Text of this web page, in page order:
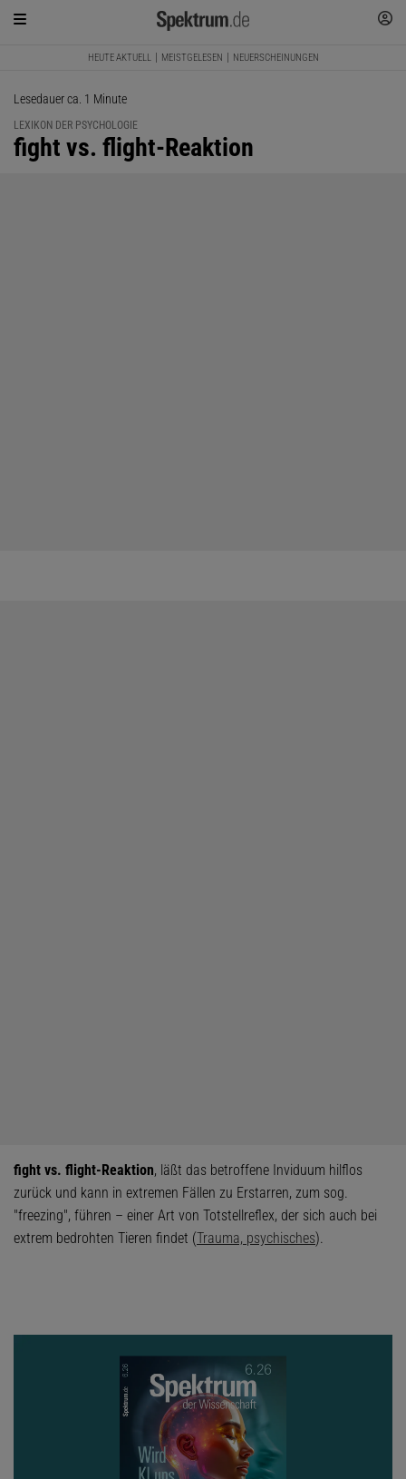
HEUTE AKTUELL MEISTGELESEN NEUERSCHEINUNGEN
Lesedauer ca. 1 Minute
LEXIKON DER PSYCHOLOGIE
:
fight vs. flight-Reaktion
fight vs. flight-Reaktion, läßt das betroffene Inviduum hilflos
zurück und kann in extremen Fällen zu Erstarren, zum sog.
"freezing", führen – einer Art von Totstellreflex, der sich auch bei
extrem bedrohten Tieren findet (Trauma, psychisches).